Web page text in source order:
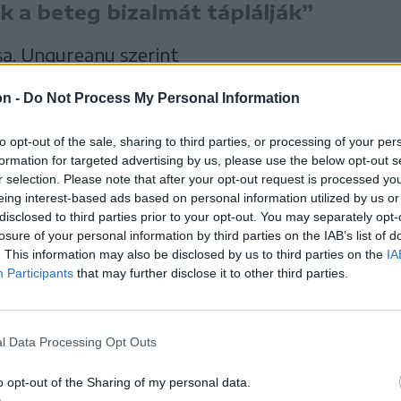
- Do Not Process My Personal Information
opt-out of the sale, sharing to third parties, or processing of your
for targeted advertising by us, please use the below opt-out
selection. Please note that after your opt-out request is processed
interest-based ads based on personal information utilized by us
to third parties prior to your opt-out. You may separately
of your personal information by third parties on the IAB’s list of
This information may also be disclosed by us to third parties on the
Participants that may further disclose it to other third parties.
Data Processing Opt Outs
opt-out of the Sharing of my personal data.
a beteg bizalmát táplálják”
Ungureanu szerint
dolog lenne az
és az intenzív
biztonsági
és orvosok
nem csak a rendőrségnek